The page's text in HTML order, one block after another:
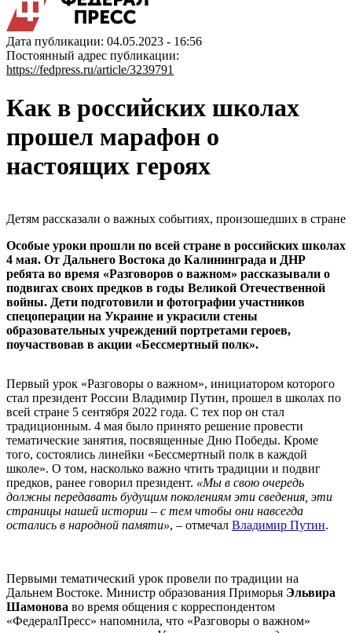
Дата публикации: 04.05.2023 - 16:56
Постоянный адрес публикации:
https://fedpress.ru/article/3239791
Как в российских школах
прошел марафон о
настоящих героях
Детям рассказали о важных событиях, произошедших в стране
Особые уроки прошли по всей стране в российских школах
4 мая. От Дальнего Востока до Калининграда и ДНР
ребята во время «Разговоров о важном» рассказывали о
подвигах своих предков в годы Великой Отечественной
войны. Дети подготовили и фотографии участников
спецоперации на Украине и украсили стены
образовательных учреждений портретами героев,
поучаствовав в акции «Бессмертный полк».
Первый урок «Разговоры о важном», инициатором которого
стал президент России Владимир Путин, прошел в школах по
всей стране 5 сентября 2022 года. С тех пор он стал
традиционным. 4 мая было принято решение провести
тематические занятия, посвященные Дню Победы. Кроме
того, состоялись линейки «Бессмертный полк в каждой
школе». О том, насколько важно чтить традиции и подвиг
предков, ранее говорил президент. «Мы в свою очередь
должны передавать будущим поколениям эти сведения, эти
страницы нашей истории – с тем чтобы они навсегда
остались в народной памяти», – отмечал Владимир Путин.
Первыми тематический урок провели по традиции на
Дальнем Востоке. Министр образования Приморья Эльвира
Шамонова во время общения с корреспондентом
«ФедералПресс» напомнила, что «Разговоры о важном»